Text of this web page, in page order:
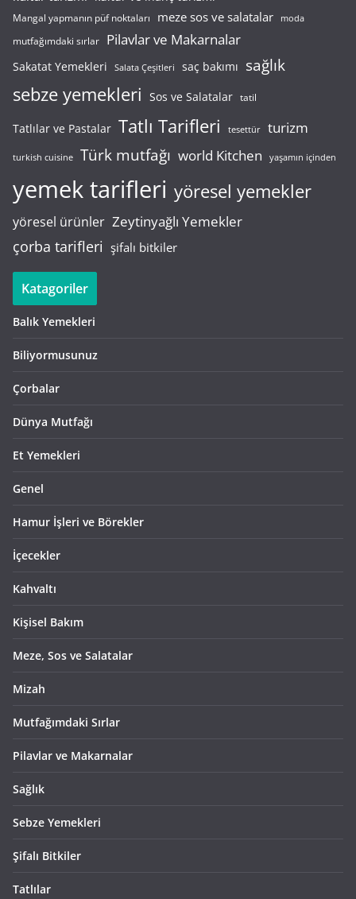
Mangal yapmanın püf noktaları meze sos ve salatalar moda
mutfağımdaki sırlar Pilavlar ve Makarnalar
Sakatat Yemekleri Salata Çeşitleri saç bakımı sağlık
sebze yemekleri Sos ve Salatalar tatil
Tatlılar ve Pastalar Tatlı Tarifleri tesettür turizm
turkish cuisine Türk mutfağı world Kitchen yaşamın içinden
yemek tarifleri yöresel yemekler
yöresel ürünler Zeytinyağlı Yemekler
çorba tarifleri şifalı bitkiler
Katagoriler
Balık Yemekleri
Biliyormusunuz
Çorbalar
Dünya Mutfağı
Et Yemekleri
Genel
Hamur İşleri ve Börekler
İçecekler
Kahvaltı
Kişisel Bakım
Meze, Sos ve Salatalar
Mizah
Mutfağımdaki Sırlar
Pilavlar ve Makarnalar
Sağlık
Sebze Yemekleri
Şifalı Bitkiler
Tatlılar